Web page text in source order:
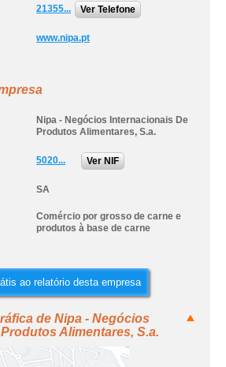
21355... Ver Telefone
www.nipa.pt
Nipa - Negócios Internacionais De
Produtos Alimentares, S.a.
5020... Ver NIF
SA
Comércio por grosso de carne e
produtos à base de carne
ao relatório desta empresa
de Nipa - Negócios
Alimentares, S.a.